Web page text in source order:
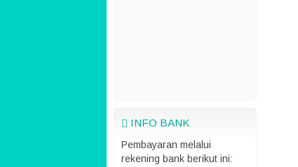
INFO BANK
Pembayaran melalui
rekening bank berikut ini: